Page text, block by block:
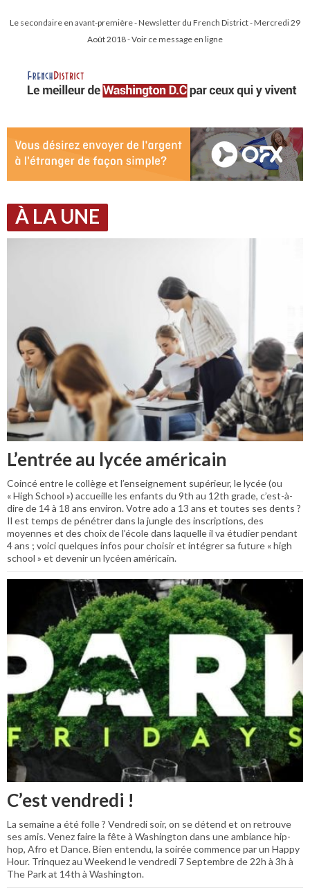
Le secondaire en avant-première - Newsletter du French District - Mercredi 29
Août 2018 - Voir ce message en ligne
À LA UNE
L’entrée au lycée américain
Coincé entre le collège et l’enseignement supérieur, le lycée (ou
« High School ») accueille les enfants du 9th au 12th grade, c’est-à-
dire de 14 à 18 ans environ. Votre ado a 13 ans et toutes ses dents ?
Il est temps de pénétrer dans la jungle des inscriptions, des
moyennes et des choix de l’école dans laquelle il va étudier pendant
4 ans ; voici quelques infos pour choisir et intégrer sa future « high
school » et devenir un lycéen américain.
C’est vendredi !
La semaine a été folle ? Vendredi soir, on se détend et on retrouve
ses amis. Venez faire la fête à Washington dans une ambiance hip-
hop, Afro et Dance. Bien entendu, la soirée commence par un Happy
Hour. Trinquez au Weekend le vendredi 7 Septembre de 22h à 3h à
The Park at 14th à Washington.